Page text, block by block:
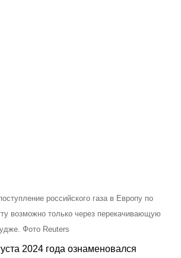
российского газа в Европу по
возможно только через перекачивающую
Фото Reuters
2024 года ознаменовался